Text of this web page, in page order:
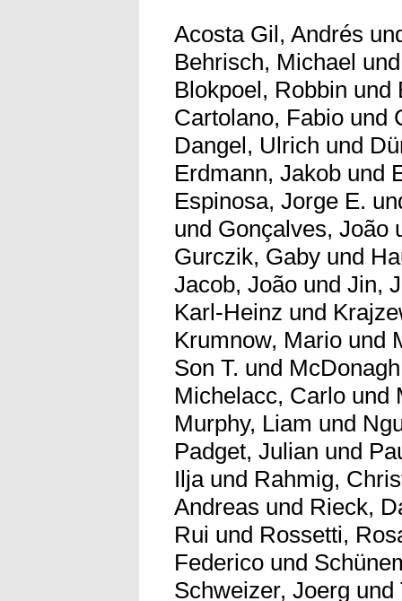
Acosta Gil, Andrés
Behrisch, Michael
Blokpoel, Robbin und
Cartolano, Fabio und
Dangel, Ulrich und
Erdmann, Jakob und
Espinosa, Jorge E.
und Gonçalves, João
Gurczik, Gaby und
Jacob, João undJin,
Karl-Heinz und
Krumnow, Mario und
Son T. und
Michelacc, Carlo und
Murphy, Liam und
Padget, Julian und
Iljaund Rahmig,
Andreas und Rieck,
Rui und Rossetti,
Federico und
Schweizer, Joerg und